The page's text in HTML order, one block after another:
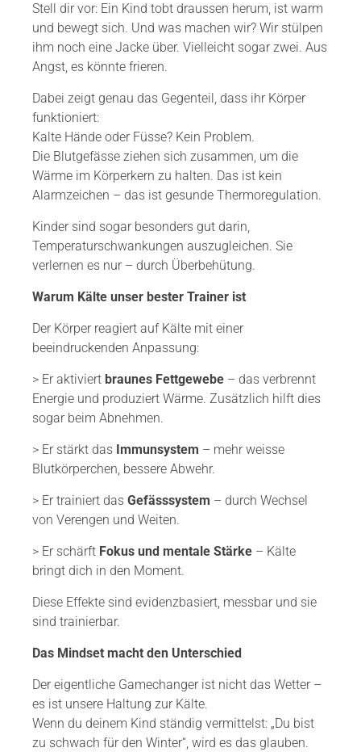
Stell dir vor: Ein Kind tobt draussen herum, ist warm
und bewegt sich. Und was machen wir? Wir stülpen
ihm noch eine Jacke über. Vielleicht sogar zwei. Aus
Angst, es könnte frieren.
Dabei zeigt genau das Gegenteil, dass ihr Körper
funktioniert:
Kalte Hände oder Füsse? Kein Problem.
Die Blutgefässe ziehen sich zusammen, um die
Wärme im Körperkern zu halten. Das ist kein
Alarmzeichen – das ist gesunde Thermoregulation.
Kinder sind sogar besonders gut darin,
Temperaturschwankungen auszugleichen. Sie
verlernen es nur – durch Überbehütung.
Warum Kälte unser bester Trainer ist
Der Körper reagiert auf Kälte mit einer
beeindruckenden Anpassung:
> Er aktiviert braunes Fettgewebe – das verbrennt
Energie und produziert Wärme. Zusätzlich hilft dies
sogar beim Abnehmen.
> Er stärkt das Immunsystem – mehr weisse
Blutkörperchen, bessere Abwehr.
> Er trainiert das Gefässsystem – durch Wechsel
von Verengen und Weiten.
> Er schärft Fokus und mentale Stärke – Kälte
bringt dich in den Moment.
Diese Effekte sind evidenzbasiert, messbar und sie
sind trainierbar.
Das Mindset macht den Unterschied
Der eigentliche Gamechanger ist nicht das Wetter –
es ist unsere Haltung zur Kälte.
Wenn du deinem Kind ständig vermittelst: „Du bist
zu schwach für den Winter“, wird es das glauben.